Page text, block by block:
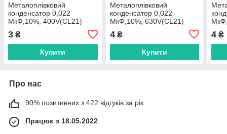
Металоплівковий
конденсатор 0,022
МкФ,10%, 400V(CL21)
3 ₴
Купити
Металоплівковий
конденсатор 0,022
МкФ,10%, 630V(CL21)
4₴
Купити
4 ₴
Про нас
90% позитивних з 422 відгуків за рік
Працює з 18.05.2022